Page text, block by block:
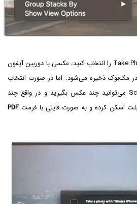
اگر گزینه‌ی عکس گرفتن یا Take Photo را انتخاب کنید، عکسی با دوربین آیفون
مک‌بوک ذخیره می‌شود. اما در صورت انتخاب
کردن گزینه‌ی Scan Documents می‌توانید چند عکس بگیرید و در واقع چند
اسکن کرده و به صورت فایلی با فرمت PDF